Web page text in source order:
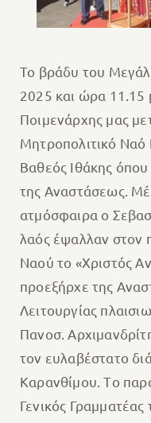
Το βράδυ του
2025 και ώρα 11.15
Ποιμενάρχης μας
Μητροπολιτικό Ναό
Βαθεός Ιθάκης όπου
της Αναστάσεως.
ατμόσφαιρα ο
λαός έψαλλαν στον
Ναού το «Χριστός
προεξήρχε της
Λειτουργίας
Πανοσ.
τον ευλαβέστατο
Καρανθίμου. Tο
Γενικός